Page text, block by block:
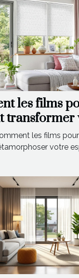
les films
transformer
vie ?les films
votre